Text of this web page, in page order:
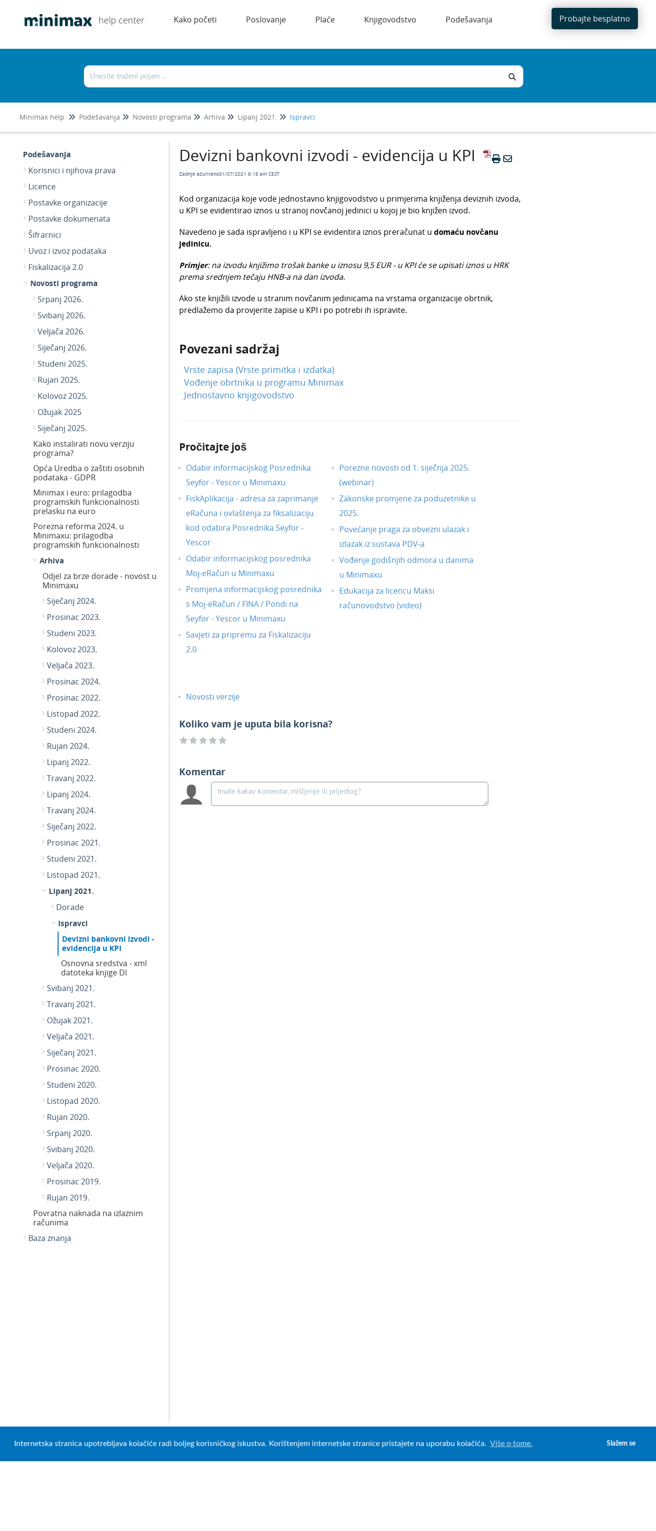
Internetska stranica upotrebljava kolačiće radi boljeg korisničkog iskustva. Korištenjem internetske stranice pristajete na uporabu kolačića. Više o tome. Slažem se
help center Kako početi Poslovanje Plaće Knjigovodstvo Podešavanja Probajte besplatno
Minimax help Podešavanja Novosti programa Arhiva Lipanj 2021. Ispravci
Podešavanja
Korisnici i njihova prava
Licence
Postavke organizacije
Postavke dokumenata
Šifrarnici
Uvoz i izvoz podataka
Fiskalizacija 2.0
Novosti programa
Srpanj 2026.
Svibanj 2026.
Veljača 2026.
Siječanj 2026.
Studeni 2025.
Rujan 2025.
Kolovoz 2025.
Ožujak 2025
Siječanj 2025.
Kako instalirati novu verziju
programa?
Opća Uredba o zaštiti osobnih
podataka - GDPR
Minimax i euro: prilagodba
programskih funkcionalnosti
prelasku na euro
Porezna reforma 2024. u
Minimaxu: prilagodba
programskih funkcionalnosti
Arhiva
Odjel za brze dorade - novost u
Minimaxu
Siječanj 2024.
Prosinac 2023.
Studeni 2023.
Kolovoz 2023.
Veljača 2023.
Prosinac 2024.
Prosinac 2022.
Listopad 2022.
Studeni 2024.
Rujan 2024.
Lipanj 2022.
Travanj 2022.
Lipanj 2024.
Travanj 2024.
Siječanj 2022.
Prosinac 2021.
Studeni 2021.
Listopad 2021.
Lipanj 2021.
Dorade
Ispravci
Devizni bankovni izvodi -
evidencija u KPI
Osnovna sredstva - xml
datoteka knjige DI
Svibanj 2021.
Travanj 2021.
Ožujak 2021.
Veljača 2021.
Siječanj 2021.
Prosinac 2020.
Studeni 2020.
Listopad 2020.
Rujan 2020.
Srpanj 2020.
Svibanj 2020.
Veljača 2020.
Prosinac 2019.
Rujan 2019.
Povratna naknada na izlaznim
računima
Baza znanja
Devizni bankovni izvodi - evidencija u KPI
Zadnje ažurirano01/07/2021 8:18 am CEST
Kod organizacija koje vode jednostavno knjigovodstvo u primjerima knjiženja deviznih izvoda,
u KPI se evidentirao iznos u stranoj novčanoj jedinici u kojoj je bio knjižen izvod.
Navedeno je sada ispravljeno i u KPI se evidentira iznos preračunat u domaću novčanu
jedinicu.
Primjer: na izvodu knjižimo trošak banke u iznosu 9,5 EUR - u KPI će se upisati iznos u HRK
prema srednjem tečaju HNB-a na dan izvoda.
Ako ste knjižili izvode u stranim novčanim jedinicama na vrstama organizacije obrtnik,
predlažemo da provjerite zapise u KPI i po potrebi ih ispravite.
Povezani sadržaj
Vrste zapisa (Vrste primitka i izdatka)
Vođenje obrtnika u programu Minimax
Jednostavno knjigovodstvo
Pročitajte još
Odabir informacijskog Posrednika
Seyfor - Yescor u Minimaxu
FiskAplikacija - adresa za zaprimanje
eRačuna i ovlaštenja za fiksalizaciju
kod odabira Posrednika Seyfor -
Yescor
Odabir informacijskog posrednika
Moj-eRačun u Minimaxu
Promjena informacijskog posrednika
s Moj-eRačun / FINA / Pondi na
Seyfor - Yescor u Minimaxu
Savjeti za pripremu za Fiskalizaciju
2.0
Novosti verzije
Porezne novosti od 1. siječnja 2025.
(webinar)
Zakonske promjene za poduzetnike u
2025.
Povećanje praga za obvezni ulazak i
izlazak iz sustava PDV-a
Vođenje godišnjih odmora u danima
u Minimaxu
Edukacija za licencu Maksi
računovodstvo (video)
Koliko vam je uputa bila korisna?
Komentar